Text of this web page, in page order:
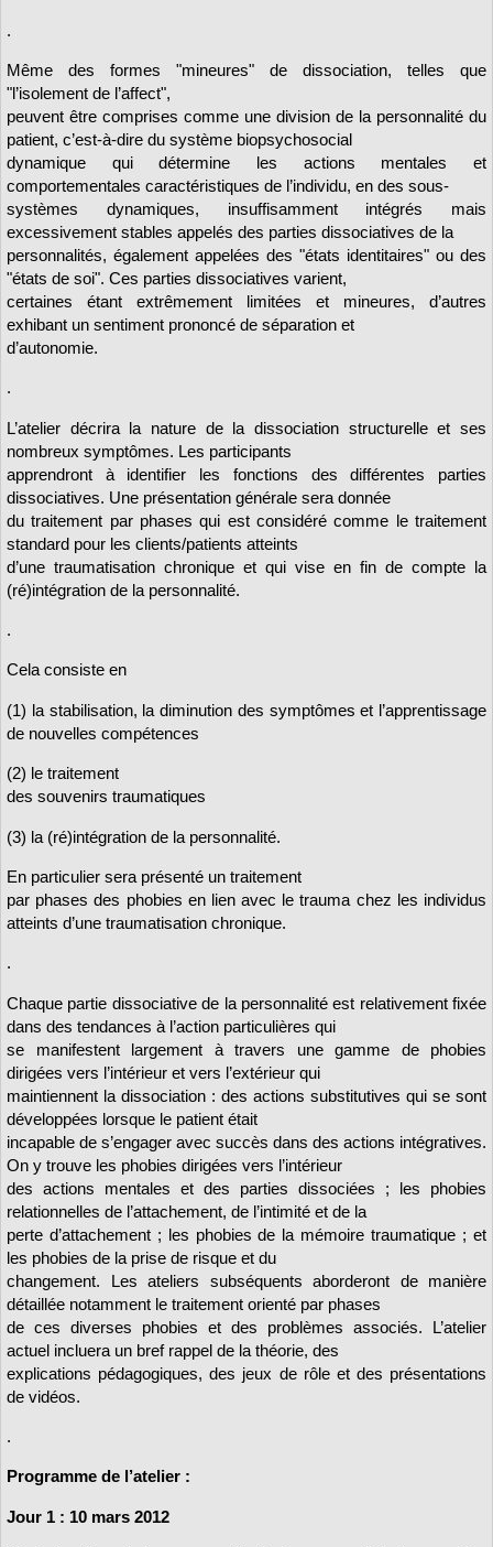
.
Même des formes "mineures" de dissociation, telles que
"l’isolement de l’affect",
peuvent être comprises comme une division de la personnalité du
patient, c’est-à-dire du système biopsychosocial
dynamique qui détermine les actions mentales et
comportementales caractéristiques de l’individu, en des sous-
systèmes dynamiques, insuffisamment intégrés mais
excessivement stables appelés des parties dissociatives de la
personnalités, également appelées des "états identitaires" ou des
"états de soi". Ces parties dissociatives varient,
certaines étant extrêmement limitées et mineures, d’autres
exhibant un sentiment prononcé de séparation et
d’autonomie.
.
L’atelier décrira la nature de la dissociation structurelle et ses
nombreux symptômes. Les participants
apprendront à identifier les fonctions des différentes parties
dissociatives. Une présentation générale sera donnée
du traitement par phases qui est considéré comme le traitement
standard pour les clients/patients atteints
d’une traumatisation chronique et qui vise en fin de compte la
(ré)intégration de la personnalité.
.
Cela consiste en
(1) la stabilisation, la diminution des symptômes et l’apprentissage
de nouvelles compétences
(2) le traitement
des souvenirs traumatiques
(3) la (ré)intégration de la personnalité.
En particulier sera présenté un traitement
par phases des phobies en lien avec le trauma chez les individus
atteints d’une traumatisation chronique.
.
Chaque partie dissociative de la personnalité est relativement fixée
dans des tendances à l’action particulières qui
se manifestent largement à travers une gamme de phobies
dirigées vers l’intérieur et vers l’extérieur qui
maintiennent la dissociation : des actions substitutives qui se sont
développées lorsque le patient était
incapable de s’engager avec succès dans des actions intégratives.
On y trouve les phobies dirigées vers l’intérieur
des actions mentales et des parties dissociées ; les phobies
relationnelles de l’attachement, de l’intimité et de la
perte d’attachement ; les phobies de la mémoire traumatique ; et
les phobies de la prise de risque et du
changement. Les ateliers subséquents aborderont de manière
détaillée notamment le traitement orienté par phases
de ces diverses phobies et des problèmes associés. L’atelier
actuel incluera un bref rappel de la théorie, des
explications pédagogiques, des jeux de rôle et des présentations
de vidéos.
.
Programme de l’atelier :
Jour 1 : 10 mars 2012